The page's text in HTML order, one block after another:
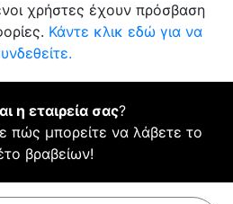
χρήστες έχουν πρόσβαση
Κάντε κλικ εδώ για να
η εταιρεία σας?
πώς μπορείτε να λάβετε το
βραβείων!